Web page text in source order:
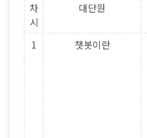
차
시
대단원
1
챗봇이란